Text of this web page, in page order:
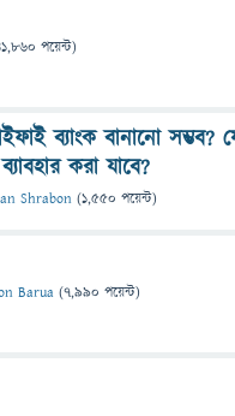
পয়েন্ট)
ব্যাংক বানানো সম্ভব?
করা যাবে?
Shrabon (1,550 পয়েন্ট)
Barua (7,990 পয়েন্ট)